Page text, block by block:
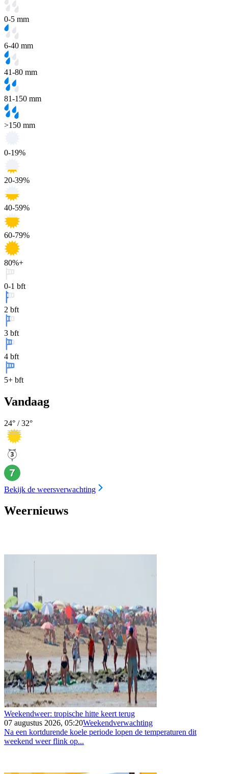
0-5 mm
6-40 mm
41-80 mm
81-150 mm
>150 mm
0-19%
20-39%
40-59%
60-79%
80%+
0-1 bft
2 bft
3 bft
4 bft
5+ bft
Vandaag
24° /32°
Bekijk de weersverwachting
Weernieuws
Weekendweer: tropische hitte keert terug
07 augustus 2026, 05:20Weekendverwachting
Na een kortdurende koele periode lopen de temperaturen dit
weekend weer flink op...